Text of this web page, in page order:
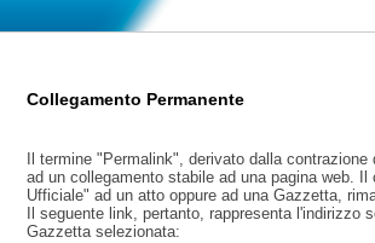
Collegamento Permanente
Il termine "Permalink", derivato dalla contrazione
ad un collegamento stabile ad una pagina web.
Ufficiale" ad un atto oppure ad una Gazzetta,
Il seguente link, pertanto, rappresenta
Gazzetta selezionata: